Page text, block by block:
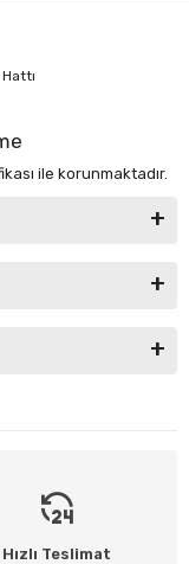
ile korunmaktadır.
Hızlı Teslimat